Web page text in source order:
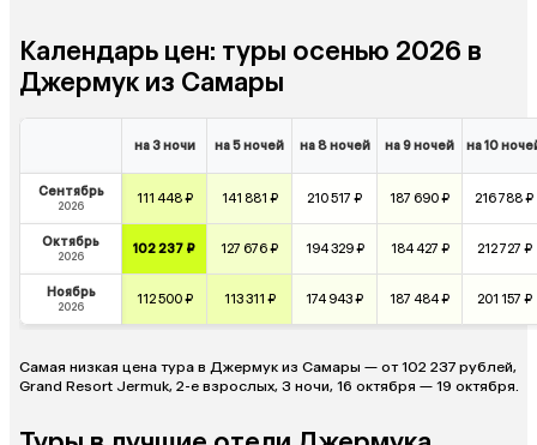
Календарь цен: туры осенью 2026 в
Джермук из Самары
на 3 ночи на 5 ночей на 8 ночей на 9 ночей на 10
Сентябрь
2026 111 448 ₽ 141 881 ₽ 210 517 ₽ 187 690 ₽ 216 788 ₽
Октябрь
2026 102 237 ₽ 127 676 ₽ 194 329 ₽ 184 427 ₽ 212 727 ₽
Ноябрь
2026 112 500 ₽ 113 311 ₽ 174 943 ₽ 187 484 ₽ 201 157 ₽
Самая низкая цена тура в Джермук из Самары — от 102 237 рублей,
Grand Resort Jermuk, 2-е взрослых, 3 ночи, 16 октября — 19 октября.